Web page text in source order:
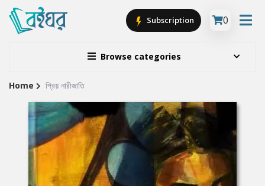
Browse categories
Subscription 0
Site
Breadcrumb
Home প্রিয় নারীজাতি